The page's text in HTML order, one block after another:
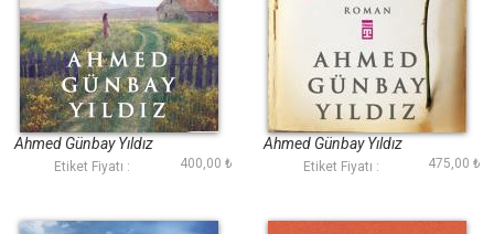
Kalbime Sensizliği
Anlatamadım
Ahmed Günbay Yıldız
Etiket Fiyatı : 400,00 ₺
Anılar da Yakılır
Ahmed Günbay Yıldız
Etiket Fiyatı : 475,00 ₺